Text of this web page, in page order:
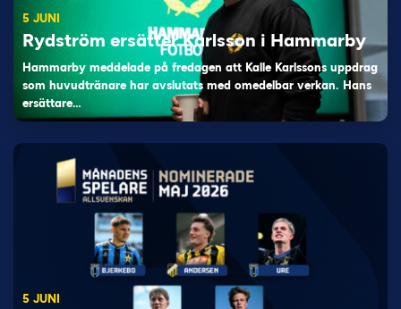
5 JUNI
Rydström ersätter Karlsson i Hammarby
Hammarby meddelade på fredagen att Kalle Karlssons uppdrag
som huvudtränare har avslutats med omedelbar verkan. Hans
ersättare…
5 JUNI